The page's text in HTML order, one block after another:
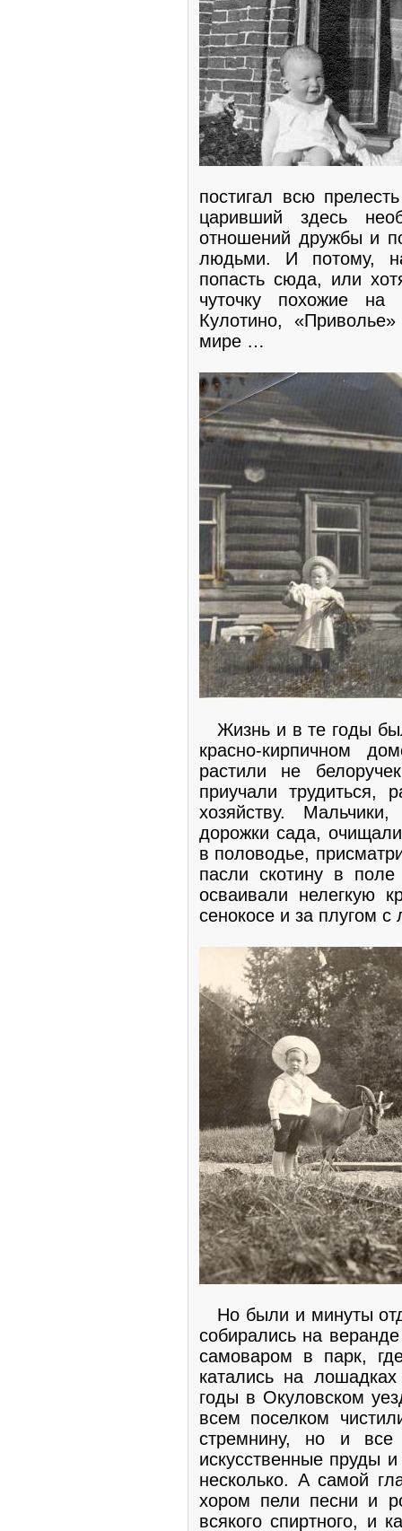
постигал всю
царивший здесь
отношений дружбы и
людьми. И потому,
попасть сюда, или
чуточку похожие
Кулотино,
мире …
Жизнь и в те годы
красно-кирпичном
растили не
приучали трудиться,
хозяйству.
дорожки сада,
в половодье,
пасли скотину в
осваивали нелегкую
сенокосе и за плугом
Но были и минуты
собирались на
самоваром в парк,
катались на
годы в Окуловском
всем поселком
стремнину, но и
искусственные пруды
несколько. А самой
хором пели песни и
всякого спиртного, и